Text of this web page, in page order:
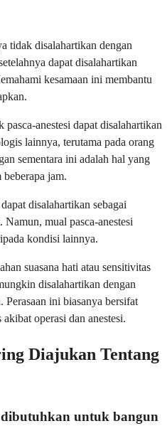
tidak disalahartikan dengan
dapat disalahartikan
kesamaan ini membantu
anestesi dapat disalahartikan
lainnya, terutama pada orang
sementara ini adalah hal yang
jam.
disalahartikan sebagai
mual pasca-anestesi
kondisi lainnya.
suasana hati atau sensitivitas
disalahartikan dengan
Perasaan ini biasanya bersifat
operasi dan anestesi.
Diajukan Tentang
untuk bangun